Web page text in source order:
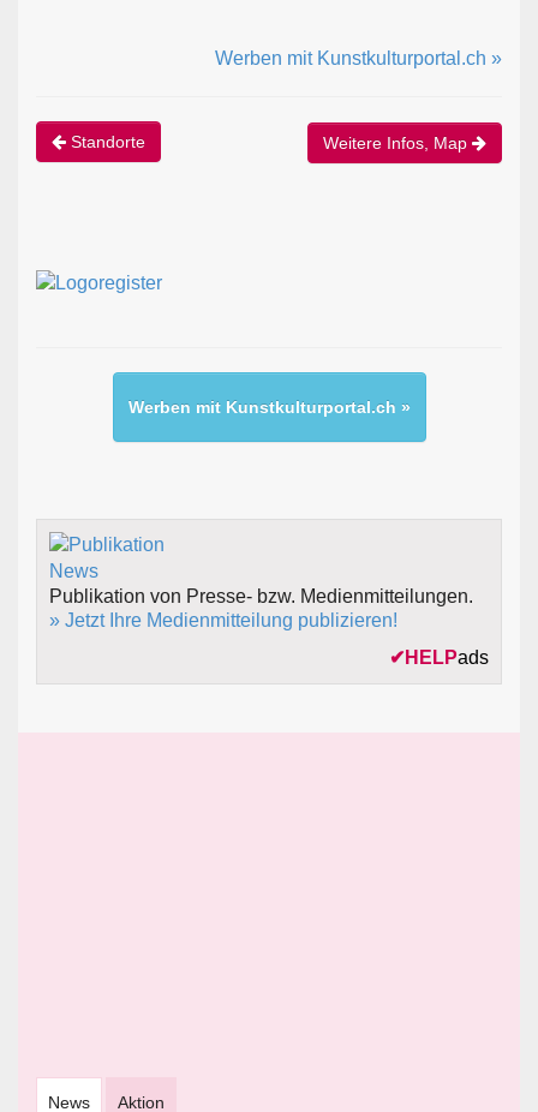
Werben mit Kunstkulturportal.ch »
Standorte Weitere Infos, Map
Werben mit Kunstkulturportal.ch »
Publikation von Presse- bzw. Medienmitteilungen.
» Jetzt Ihre Medienmitteilung publizieren!
✔ HELPads
News Aktion